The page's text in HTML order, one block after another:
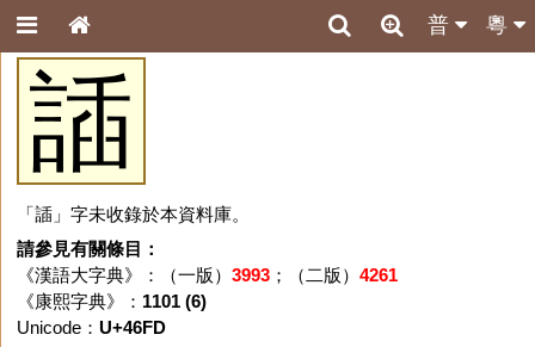
粵
普
䛽
「䛽」字未收錄於本資料庫。
請參見有關條目：
《漢語大字典》：（一版） 3993；（二版） 4261
《康熙字典》： 1101 (6)
Unicode： U+46FD